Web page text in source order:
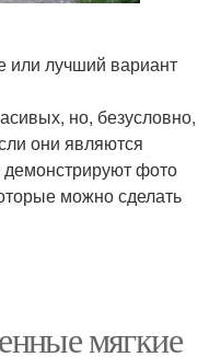
или лучший вариант
но, безусловно,
они являются
фото
можно сделать
мягкие